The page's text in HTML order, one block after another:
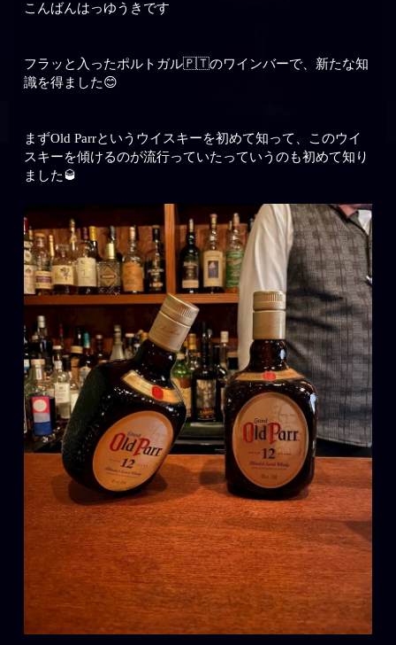
こんばんはっゆうきです
フラッと入ったポルトガル🇵🇹のワインバーで、新たな知
識を得ました😊
まずOld Parrというウイスキーを初めて知って、このウイ
スキーを傾けるのが流行っていたっていうのも初めて知り
ました🥃